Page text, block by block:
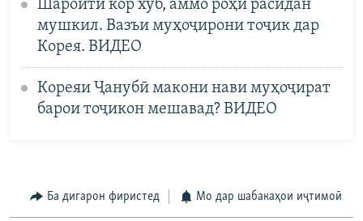
Шароити кор хуб, аммо роҳи расидан
мушкил. Вазъи муҳоҷирони тоҷик дар
Корея. ВИДЕО
Кореяи Ҷанубӣ макони нави муҳоҷират
барои тоҷикон мешавад? ВИДЕО
Ба дигарон фиристед Мо дар шабакаҳои иҷтимоӣ